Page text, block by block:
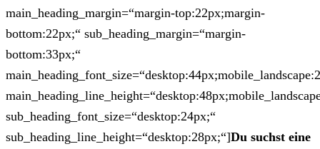
main_heading_margin=“margin-top:22px;margin-
bottom:22px;“ sub_heading_margin=“margin-
bottom:33px;“
sub_heading_font_size=“desktop:24px;“
sub_heading_line_height=“desktop:28px;“]Du suchst eine